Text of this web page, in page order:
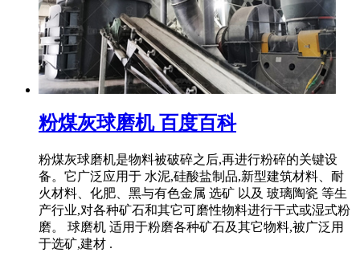
粉煤灰球磨机 百度百科
粉煤灰球磨机是物料被破碎之后,再进行粉碎的关键设
备。它广泛应用于 水泥,硅酸盐制品,新型建筑材料、耐
火材料、化肥、黑与有色金属 选矿 以及 玻璃陶瓷 等生
产行业,对各种矿石和其它可磨性物料进行干式或湿式粉
磨。 球磨机 适用于粉磨各种矿石及其它物料,被广泛用
于选矿,建材 .